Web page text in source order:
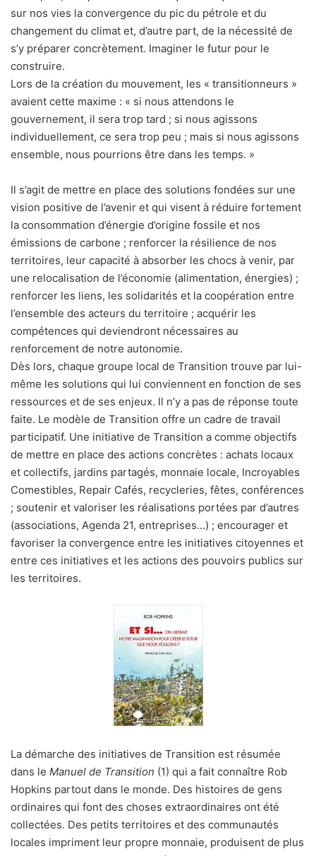
sur nos vies la convergence du pic du pétrole et du
changement du climat et, d’autre part, de la nécessité de
s’y préparer concrètement. Imaginer le futur pour le
construire.
Lors de la création du mouvement, les « transitionneurs »
avaient cette maxime : « si nous attendons le
gouvernement, il sera trop tard ; si nous agissons
individuellement, ce sera trop peu ; mais si nous agissons
ensemble, nous pourrions être dans les temps. »
Il s’agit de mettre en place des solutions fondées sur une
vision positive de l’avenir et qui visent à réduire fortement
la consommation d’énergie d’origine fossile et nos
émissions de carbone ; renforcer la résilience de nos
territoires, leur capacité à absorber les chocs à venir, par
une relocalisation de l’économie (alimentation, énergies) ;
renforcer les liens, les solidarités et la coopération entre
l’ensemble des acteurs du territoire ; acquérir les
compétences qui deviendront nécessaires au
renforcement de notre autonomie.
Dès lors, chaque groupe local de Transition trouve par lui-
même les solutions qui lui conviennent en fonction de ses
ressources et de ses enjeux. Il n’y a pas de réponse toute
faite. Le modèle de Transition offre un cadre de travail
participatif. Une initiative de Transition a comme objectifs
de mettre en place des actions concrètes : achats locaux
et collectifs, jardins partagés, monnaie locale, Incroyables
Comestibles, Repair Cafés, recycleries, fêtes, conférences
; soutenir et valoriser les réalisations portées par d’autres
(associations, Agenda 21, entreprises…) ; encourager et
favoriser la convergence entre les initiatives citoyennes et
entre ces initiatives et les actions des pouvoirs publics sur
les territoires.
La démarche des initiatives de Transition est résumée
dans le Manuel de Transition (1) qui a fait connaître Rob
Hopkins partout dans le monde. Des histoires de gens
ordinaires qui font des choses extraordinaires ont été
collectées. Des petits territoires et des communautés
locales impriment leur propre monnaie, produisent de plus